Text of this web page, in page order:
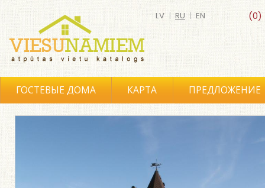
(0)
LV | RU | EN
ГОСТЕВЫЕ ДОМА КАРТА ПРЕДЛОЖЕНИЕ